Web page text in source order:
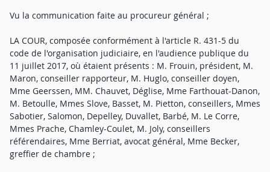
Vu la communication faite au procureur général ;
LA COUR, composée conformément à l'article R. 431-5 du
code de l'organisation judiciaire, en l'audience publique du
11 juillet 2017, où étaient présents : M. Frouin, président, M.
Maron, conseiller rapporteur, M. Huglo, conseiller doyen,
Mme Geerssen, MM. Chauvet, Déglise, Mme Farthouat-Danon,
M. Betoulle, Mmes Slove, Basset, M. Pietton, conseillers, Mmes
Sabotier, Salomon, Depelley, Duvallet, Barbé, M. Le Corre,
Mmes Prache, Chamley-Coulet, M. Joly, conseillers
référendaires, Mme Berriat, avocat général, Mme Becker,
greffier de chambre ;